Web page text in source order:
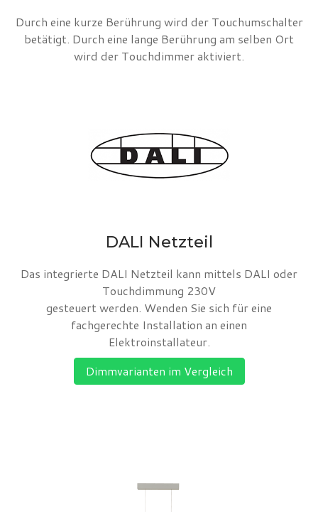
Durch eine kurze Berührung wird der Touchumschalter
betätigt. Durch eine lange Berührung am selben Ort
wird der Touchdimmer aktiviert.
DALI Netzteil
Das integrierte DALI Netzteil kann mittels DALI oder
Touchdimmung 230V
gesteuert werden. Wenden Sie sich für eine
fachgerechte Installation an einen
Elektroinstallateur.
Dimmvarianten im Vergleich